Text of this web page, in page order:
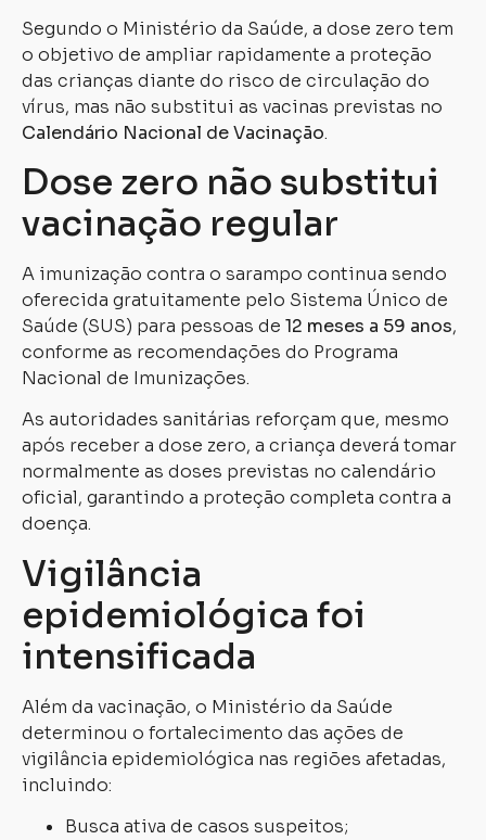
Segundo o Ministério da Saúde, a dose zero tem
o objetivo de ampliar rapidamente a proteção
das crianças diante do risco de circulação do
vírus, mas não substitui as vacinas previstas no
Calendário Nacional de Vacinação.
Dose zero não substitui
vacinação regular
A imunização contra o sarampo continua sendo
oferecida gratuitamente pelo Sistema Único de
Saúde (SUS) para pessoas de 12 meses a 59 anos,
conforme as recomendações do Programa
Nacional de Imunizações.
As autoridades sanitárias reforçam que, mesmo
após receber a dose zero, a criança deverá tomar
normalmente as doses previstas no calendário
oficial, garantindo a proteção completa contra a
doença.
Vigilância
epidemiológica foi
intensificada
Além da vacinação, o Ministério da Saúde
determinou o fortalecimento das ações de
vigilância epidemiológica nas regiões afetadas,
incluindo:
Busca ativa de casos suspeitos;